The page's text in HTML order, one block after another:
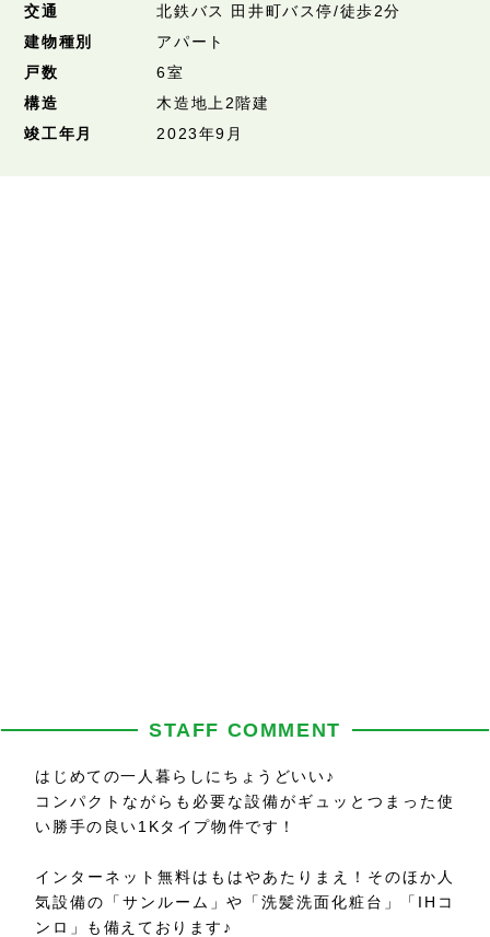
交通
北鉄バス 田井町バス停/徒歩2分
建物種別
アパート
戸数
6室
構造
木造地上2階建
竣工年月
2023年9月
STAFF COMMENT
はじめての一人暮らしにちょうどいい♪
コンパクトながらも必要な設備がギュッとつまった使
い勝手の良い1Kタイプ物件です！
インターネット無料はもはやあたりまえ！そのほか人
気設備の「サンルーム」や「洗髪洗面化粧台」「IHコ
ンロ」も備えております♪